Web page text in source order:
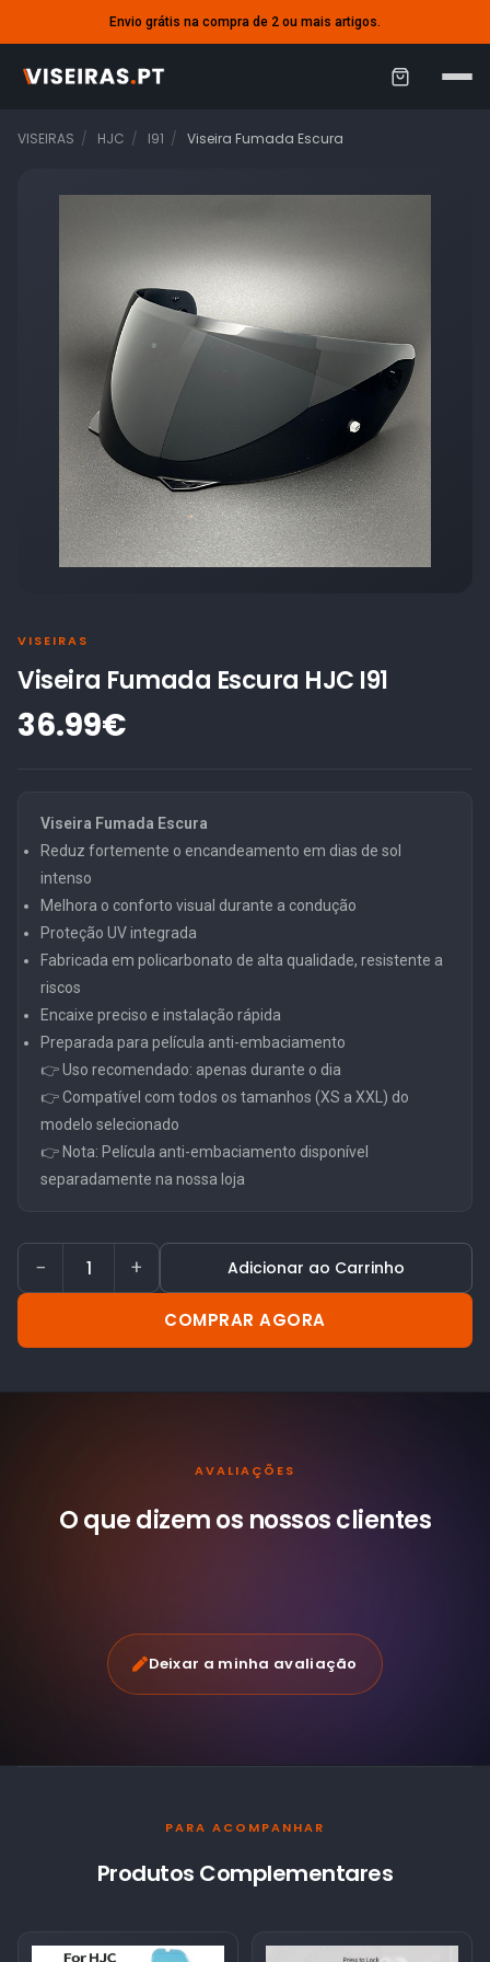
Envio grátis na compra de 2 ou mais artigos.
C
r
VISEIRAS HJC I91 Viseira Fumada Escura
VISEIRAS
Viseira Fumada Escura HJC I91
36.99€
Viseira Fumada Escura
Reduz fortemente o encandeamento em dias de sol
intenso
Melhora o conforto visual durante a condução
Proteção UV integrada
Fabricada em policarbonato de alta qualidade, resistente a
riscos
Encaixe preciso e instalação rápida
Preparada para película anti-embaciamento
👉 Uso recomendado: apenas durante o dia
👉 Compatível com todos os tamanhos (XS a XXL) do
modelo selecionado
👉 Nota: Película anti-embaciamento disponível
separadamente na nossa loja
− + Adicionar ao Carrinho
COMPRAR AGORA
AVALIAÇÕES
O que dizem os nossosclientes
Deixar a minha avaliação
PARA ACOMPANHAR
Produtos Complementares